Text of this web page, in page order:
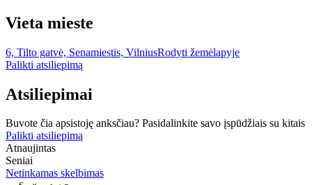
Vieta mieste
6, Tilto gatvė, Senamiestis, VilniusRodyti žemėlapyje
Palikti atsiliepimą
Atsiliepimai
Buvote čia apsistoję anksčiau? Pasidalinkite savo įspūdžiais su kitais
Palikti atsiliepimą
Atnaujintas
Seniai
Netinkamas skelbimas